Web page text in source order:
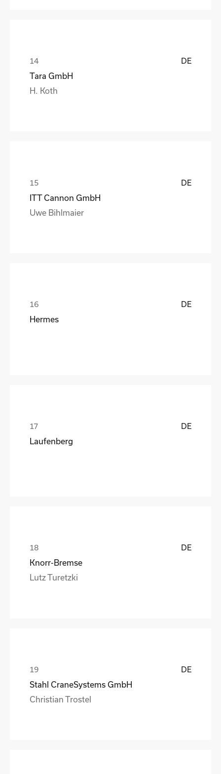
DE
Tara GmbH
H. Koth
DE
ITT Cannon GmbH
Uwe Bihlmaier
DE
Hermes
DE
Laufenberg
DE
Knorr-Bremse
Lutz Turetzki
DE
Stahl CraneSystems GmbH
Christian Trostel